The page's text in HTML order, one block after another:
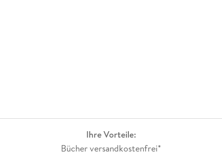
Ihre Vorteile:
Bücher versandkostenfrei*